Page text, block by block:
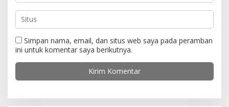
Simpan nama, email, dan situs web saya pada peramban
ini untuk komentar saya berikutnya.